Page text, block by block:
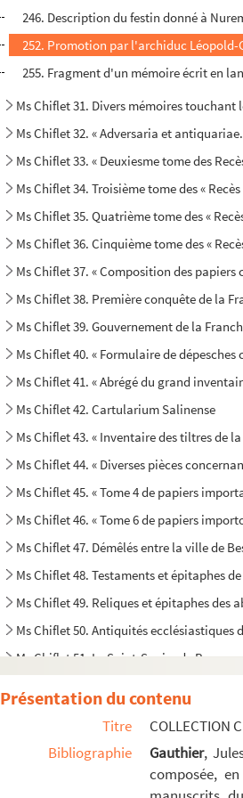
246. Description du festin donné à
252. Promotion par l'archiduc
255. Fragment d'un mémoire écrit en
Ms Chiflet 31. Divers mémoires touchant
Ms Chiflet 32. « Adversaria et
Ms Chiflet 33. « Deuxiesme tome des
Ms Chiflet 34. Troisième tome des «
Ms Chiflet 35. Quatrième tome des «
Ms Chiflet 36. Cinquième tome des «
Ms Chiflet 37. « Composition des
Ms Chiflet 38. Première conquête de la
Ms Chiflet 39. Gouvernement de la
Ms Chiflet 40. « Formulaire de
Ms Chiflet 41. « Abrégé du grand
Ms Chiflet 42. Cartularium Salinense
Ms Chiflet 43. « Inventaire des tiltres de
Ms Chiflet 44. « Diverses pièces
Ms Chiflet 45. « Tome 4 de papiers
Ms Chiflet 46. « Tome 6 de papiers
Ms Chiflet 47. Démêlés entre la ville de
Ms Chiflet 48. Testaments et épitaphes
Ms Chiflet 49. Reliques et épitaphes des
Ms Chiflet 50. Antiquités ecclésiastiques
Ms Chiflet 51. Le Saint-Suaire de
Ms Chiflet 55. « Mémoires et arrêts du
Présentation du contenu
Titre
COLLECTION
Bibliographie
Gauthier,
composée,